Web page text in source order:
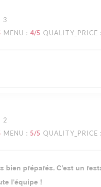
3
MENU : 4/5 QUALITY_PRICE
2
MENU : 5/5 QUALITY_PRICE
bien préparés. C'est un
l'équipe !